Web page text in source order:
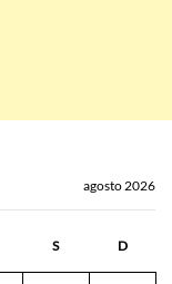
agosto 2026
S D